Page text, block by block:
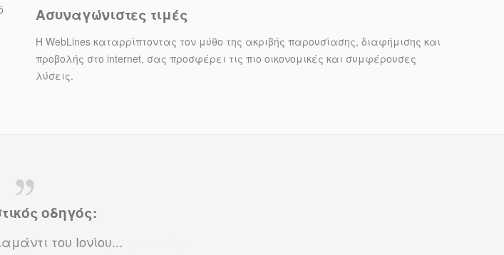
Ασυναγώνιστες τιμές
Η WebLines καταρρίπτοντας τον μύθο της ακριβής παρουσίασης, διαφήμισης και
προβολής στο internet, σας προσφέρει τις πιο οικονομικές και συμφέρουσες
λύσεις.
οδηγός:
Ατελείωτα μαγευτικός...